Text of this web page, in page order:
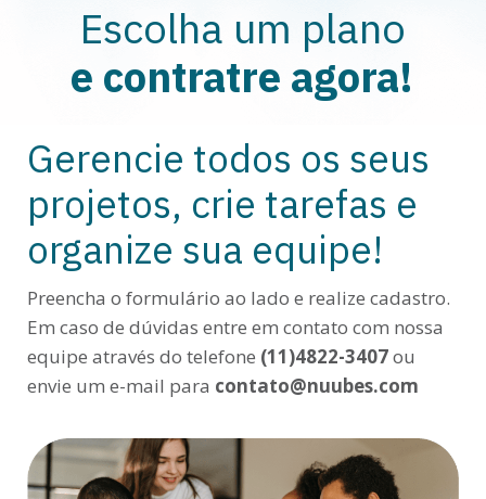
Escolha um plano
e contratre agora!
Gerencie todos os seus
projetos, crie tarefas e
organize sua equipe!
Preencha o formulário ao lado e realize cadastro.
Em caso de dúvidas entre em contato com nossa
equipe através do telefone (11)4822-3407ou
envie um e-mail para contato@nuubes.com